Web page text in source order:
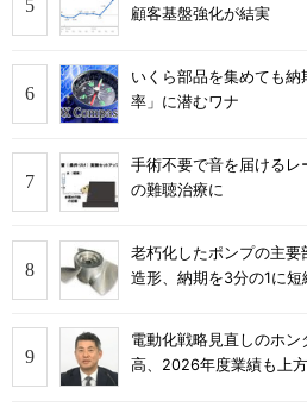
顧客基盤強化が結実
いくら部品を集めても
率」に潜むワナ
手術不要で音を届ける
の難聴治療に
老朽化したポンプの主
造形、納期を3分の1に短
電動化戦略見直しのホ
高、2026年度業績も上